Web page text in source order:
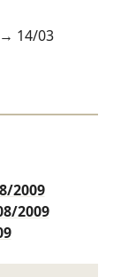
→ 14/03
2009
2009